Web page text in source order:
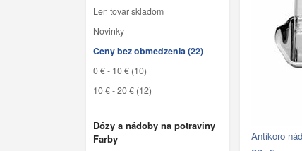
Len tovar skladom
Novinky
Ceny bez obmedzenia (22)
0 € - 10 € (10)
10 € - 20 € (12)
Dózy a nádoby na potraviny
Farby
Antikoro